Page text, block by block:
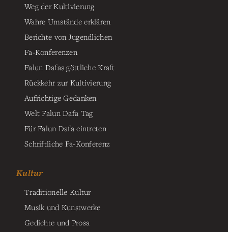
Weg der Kultivierung
Wahre Umstände erklären
Berichte von Jugendlichen
Fa-Konferenzen
Falun Dafas göttliche Kraft
Rückkehr zur Kultivierung
Aufrichtige Gedanken
Welt Falun Dafa Tag
Für Falun Dafa eintreten
Schriftliche Fa-Konferenz
Kultur
Traditionelle Kultur
Musik und Kunstwerke
Gedichte und Prosa